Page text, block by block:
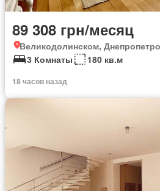
89 308 грн/месяц
Великодолинском,
3 Комнаты
180 кв.м
18 часов назад